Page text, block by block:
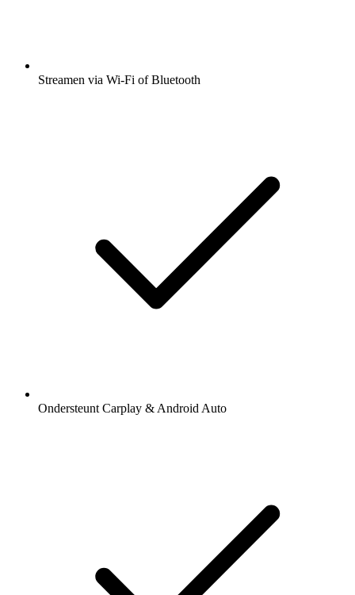
Streamen via Wi-Fi of Bluetooth
Ondersteunt Carplay & Android Auto